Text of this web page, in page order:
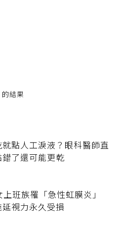
結果
就點人工淚液？眼科醫師直
錯了還可能更乾
班族罹「急性虹膜炎」
視力永久受損